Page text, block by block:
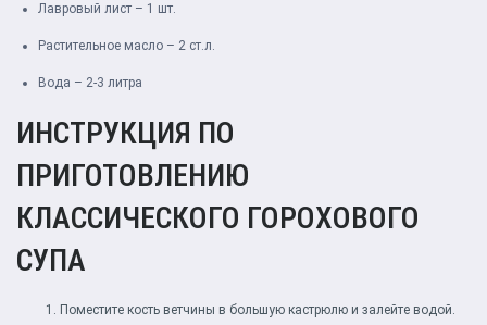
Лавровый лист – 1 шт.
Растительное масло – 2 ст.л.
Вода – 2-3 литра
ИНСТРУКЦИЯ ПО
ПРИГОТОВЛЕНИЮ
КЛАССИЧЕСКОГО ГОРОХОВОГО
СУПА
Поместите кость ветчины в большую кастрюлю и залейте водой.